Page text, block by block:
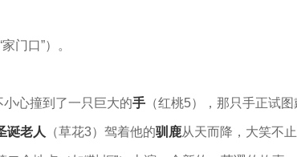
家门口”）。
小心撞到了一只巨大的手 （红桃5），那只手正试
诞老人 （草花3）驾着他的驯鹿从天而降，大笑不止